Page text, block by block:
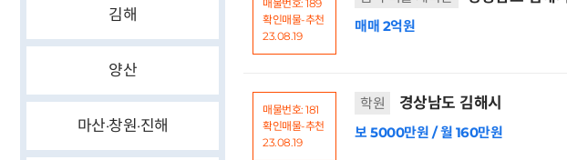
김해
양산
마산·창원·진해
매물번호: 189
확인매물-추천
23.08.19
매매 2억원
매물번호: 181
확인매물-추천
23.08.19
학원 경상남도 김해시
보 5000만원 / 월 160만원